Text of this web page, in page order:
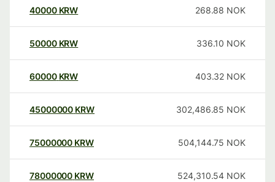
40000 KRW 268.88 NOK
50000 KRW 336.10 NOK
60000 KRW 403.32 NOK
45000000 KRW 302,486.85 NOK
75000000 KRW 504,144.75 NOK
78000000 KRW 524,310.54 NOK